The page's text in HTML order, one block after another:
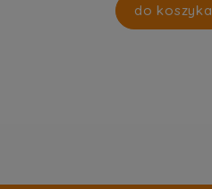
do koszyka